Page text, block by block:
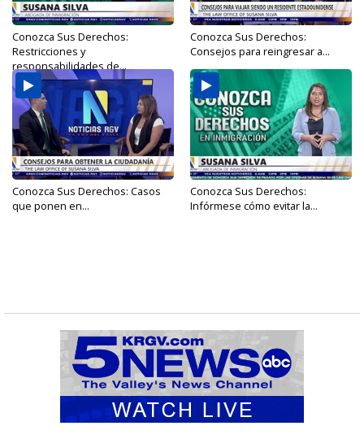
Conozca Sus Derechos:
Restricciones y
responsabilidades de...
Conozca Sus Derechos:
Consejos para reingresar a...
Conozca Sus Derechos: Casos
que ponen en...
Conozca Sus Derechos:
Infórmese cómo evitar la...